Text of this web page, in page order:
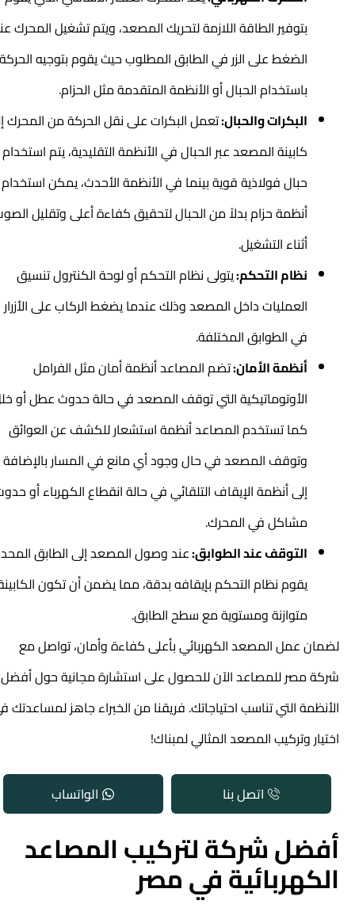
بتوفير الطاقة اللازمة لتحريك المصعد، ويتم تشغيل المحرك عند
الضغط على الزر في الطابق المطلوب حيث يقوم بتوجيه الحركة
باستخدام الحبال أو الأنظمة المتقدمة مثل الحزام.
البكرات والحبال:تعمل البكرات على نقل الحركة من المحرك إلى
كابينة المصعد عبر الحبال في الأنظمة التقليدية، يتم استخدام
حبال فولاذية قوية بينما في الأنظمة الأحدث، يمكن استخدام
أنظمة حزام بدلاً من الحبال لتحقيق كفاءة أعلى وتقليل الصوت
أثناء التشغيل.
نظام التحكم:يتولى نظام التحكم أو لوحة الكنترول تنسيق
العمليات داخل المصعد وذلك عندما يضغط الركاب على الأزرار
في الطوابق المختلفة.
أنظمة الأمان:تضم المصاعد أنظمة أمان مثل الفرامل
الأوتوماتيكية التي توقف المصعد في حالة حدوث عطل أو خلل.
كما تستخدم المصاعد أنظمة استشعار للكشف عن العوائق
وتوقف المصعد في حال وجود أي مانع في المسار بالإضافة
إلى أنظمة الإيقاف التلقائي في حالة انقطاع الكهرباء أو حدوث
مشاكل في المحرك.
التوقف عند الطوابق:عند وصول المصعد إلى الطابق المحدد،
يقوم نظام التحكم بإيقافه بدقة، مما يضمن أن تكون الكابينة
متوازنة ومستوية مع سطح الطابق.
لضمان عملالمصعد الكهربائيبأعلى كفاءة وأمان، تواصل مع
شركة مصر للمصاعد الآن للحصول على استشارة مجانية حول أفضل
الأنظمة التي تناسب احتياجاتك. فريقنا من الخبراء جاهز لمساعدتك في
اختيار وتركيب المصعد المثالي لمبناك!
اتصل بنا الواتساب
أفضل شركة لتركيب المصاعد
الكهربائية في مصر